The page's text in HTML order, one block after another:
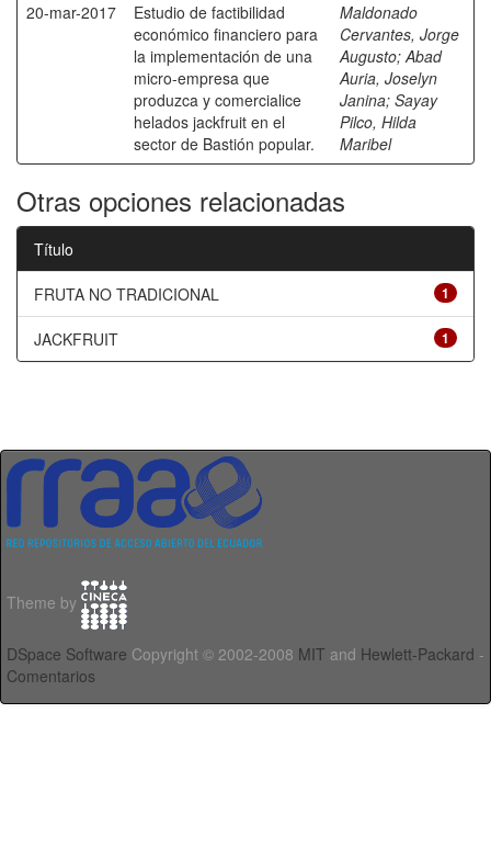
20-mar-2017
Estudio de factibilidad
económico financiero para
la implementación de una
micro-empresa que
produzca y comercialice
helados jackfruit en el
sector de Bastión popular.
Maldonado
Cervantes, Jorge
Augusto;Abad
Auria, Joselyn
Janina; Sayay
Pilco, Hilda
Maribel
Otras opciones relacionadas
Título
1
FRUTA NO TRADICIONAL
1
JACKFRUIT
Theme by
DSpace Software Copyright © 2002-2008 MIT and Hewlett-Packard -
Comentarios